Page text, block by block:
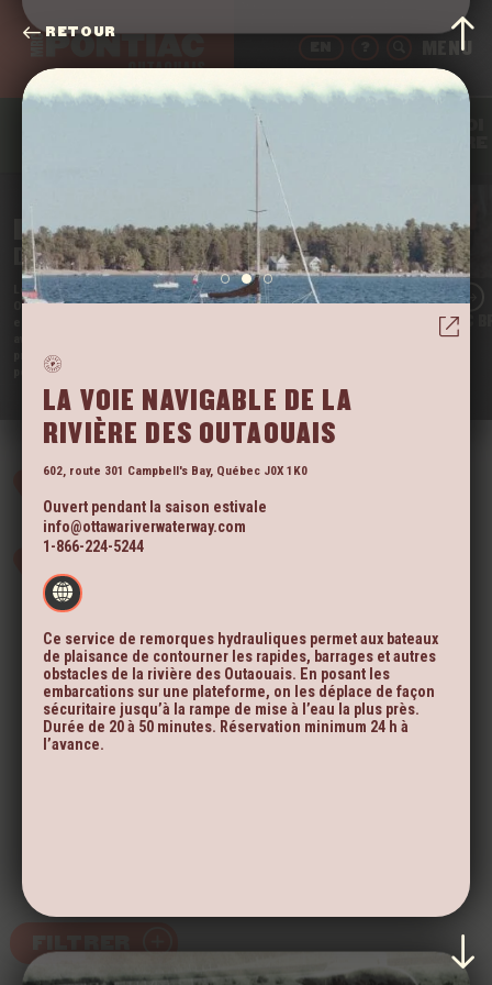
BIENVENUE
DANS LE PONTIAC
LeFar West du Québec, c’est chez nous en
Outaouais. Et on en est fier·ères! Notre région
profiter de la tranquillité de nos vastes espaces
pendant qu’il est encore temps!
POURVOIRIE LAC
LA VOIE NAVIGABLE DE LA
RIVIÈRE DES OUTAOUAIS
602, route 301 Campbell's Bay, Québec J0X 1K0
Ouvert pendant la saison estivale
info@ottawariverwaterway.com
1-866-224-5244
Ce service de remorques hydrauliques permet aux bateaux
de plaisance de contourner les rapides, barrages et autres
obstacles de la rivière des Outaouais. En posant les
embarcations sur une plateforme, on les déplace de façon
sécuritaire jusqu’à la rampe de mise à l’eau la plus près.
Durée de 20 à 50 minutes. Réservation minimum 24 h à
l’avance.
RETOUR